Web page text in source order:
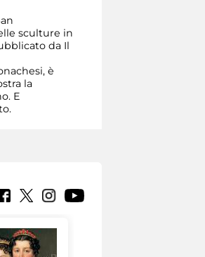
sculture in
da Il
è
la
E